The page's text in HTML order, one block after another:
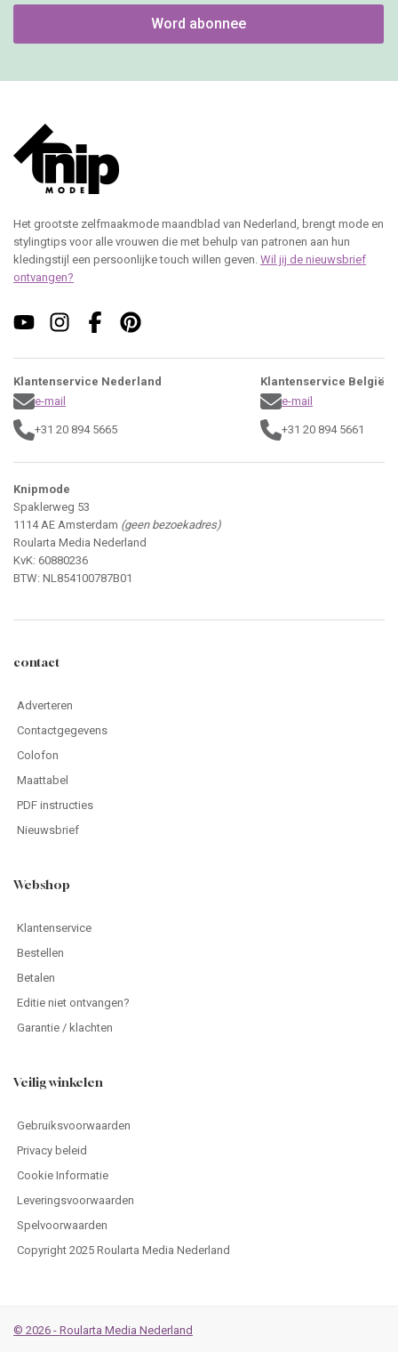
Word abonnee
Het grootste zelfmaakmode maandblad van Nederland, brengt mode en
stylingtips voor alle vrouwen die met behulp van patronen aan hun
kledingstijl een persoonlijke touch willen geven. Wil jij de nieuwsbrief
ontvangen?
Klantenservice Nederland
e-mail
+31 20 894 5665
Klantenservice België
e-mail
+31 20 894 5661
Knipmode
Spaklerweg 53
1114 AE Amsterdam (geen bezoekadres)
Roularta Media Nederland
KvK: 60880236
BTW: NL854100787B01
contact
Adverteren
Contactgegevens
Colofon
Maattabel
PDF instructies
Nieuwsbrief
Webshop
Klantenservice
Bestellen
Betalen
Editie niet ontvangen?
Garantie / klachten
Veilig winkelen
Gebruiksvoorwaarden
Privacy beleid
Cookie Informatie
Leveringsvoorwaarden
Spelvoorwaarden
Copyright 2025 Roularta Media Nederland
© 2026 - Roularta Media Nederland